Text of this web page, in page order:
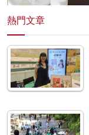
熱門文章